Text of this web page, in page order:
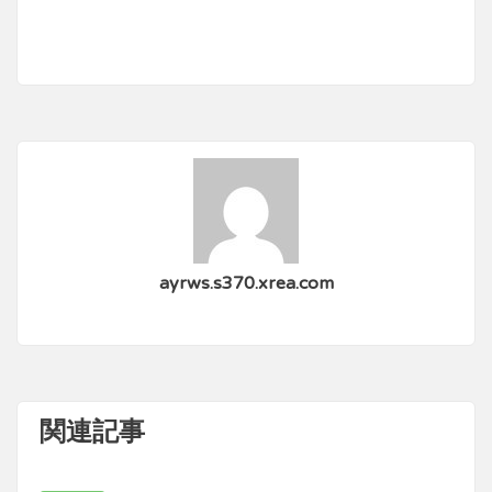
ayrws.s370.xrea.com
関連記事